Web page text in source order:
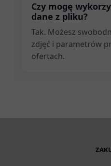
Czy mogę
dane z pliku?
Tak. Możesz
zdjęć i parametrów
ofertach.